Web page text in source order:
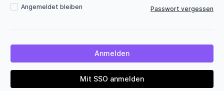
Angemeldet bleiben Passwort vergessen
Mit SSO anmelden